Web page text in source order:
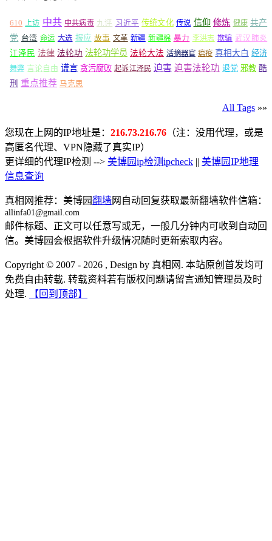
610 上访 中共 中共病毒 九评 习近平 传统文化 传说 信仰 修炼 健康 共产
党 台湾 命运 大选 报应 故事 文革 新疆 新疆棉 暴力 李洪志 欺骗 武汉肺炎
江泽民 法律 法轮功 法轮功学员 法轮大法 活摘器官 瘟疫 真相大白 经济
舞弊 言论自由 谎言 贪污腐败 起诉江泽民 迫害 迫害法轮功 退党 邪教 酷
刑 重点推荐 马克思
All Tags »»
您现在上网的IP地址是： 216.73.216.76 （注：没用代理，或是
高匿名代理、VPN隐藏了真实IP）
更详细的代理IP检测 --> 美博园ip检测ipcheck || 美博园IP地理
信息查询
真相网推荐：美博园翻墙网自动回复获取最新翻墙软件信箱：
allinfa01@gmail.com
邮件标题、正文可以任意写或无，一般几分钟内可收到自动回
信。美博园会根据软件升级情况随时更新索取内容。
Copyright © 2007 - 2026 , Design by 真相网. 本站原创首发均可
免费自由转载. 转载资料若有版权问题请留言通知管理员及时
处理.
【回到顶部】